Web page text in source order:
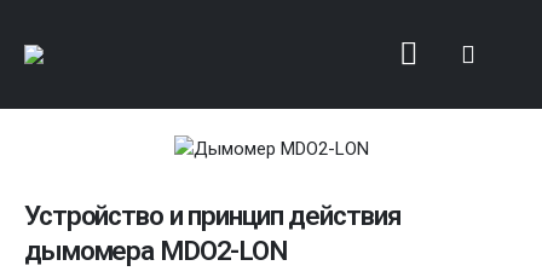
Устройство и принцип действия
дымомера MDO2-LON